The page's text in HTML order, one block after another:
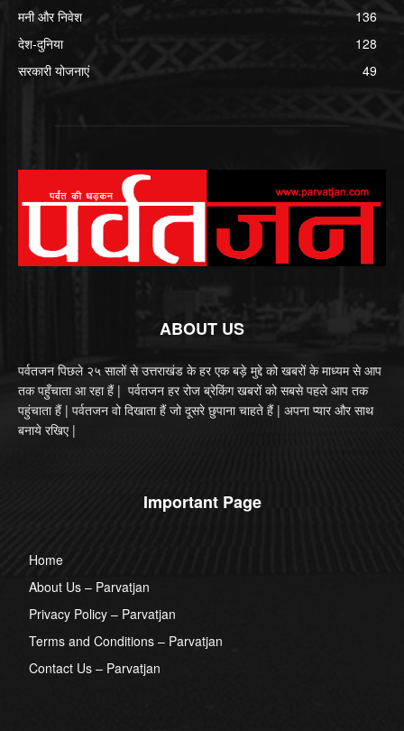
मनी और निवेश
136
देश-दुनिया
128
सरकारी योजनाएं
49
ABOUT US
पर्वतजन पिछले २५ सालों से उत्तराखंड के हर एक बड़े मुद्दे को खबरों के माध्यम से आप
तक पहुँचाता आ रहा हैं | पर्वतजन हर रोज ब्रेकिंग खबरों को सबसे पहले आप तक
पहुंचाता हैं | पर्वतजन वो दिखाता हैं जो दूसरे छुपाना चाहते हैं | अपना प्यार और साथ
बनाये रखिए |
Important Page
Home
About Us – Parvatjan
Privacy Policy – Parvatjan
Terms and Conditions – Parvatjan
Contact Us – Parvatjan